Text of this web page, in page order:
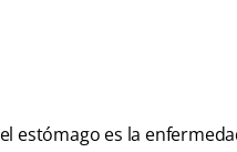
estómago es la